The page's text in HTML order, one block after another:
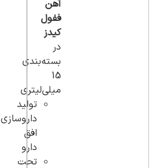
آهن
ففول
کیدز
در
بسته‌بندی
15
میلی‌لیتری
تولید
داروسازی
افق
دارو
تحت